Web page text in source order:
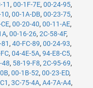
11 , 00-1F-7E, 00-24-95,
, 00-1A-DB, 00-23-75,
, 00-20-40, 00-11-AE,
, 00-16-26, 2C-58-4F,
, 40-FC-89, 00-24-93,
, 04-4E-5A, 94-E8-C5,
48, 58-19-F8, 2C-95-69,
, 00-1B-52, 00-23-ED,
, 3C-75-4A, A4-7A-A4,